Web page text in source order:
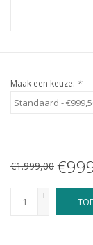
Maak een keuze: *
€1.999,00
+
-